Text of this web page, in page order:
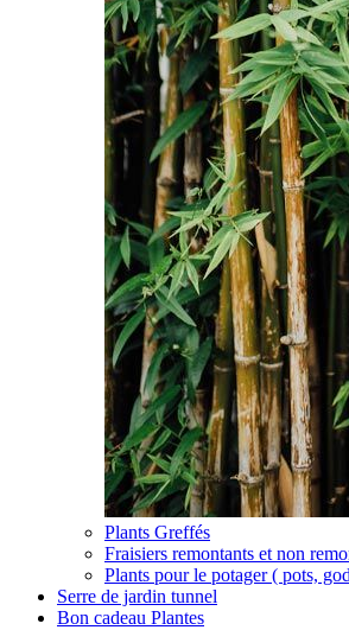
Plants Greffés
Fraisiers remontants et non
Plants pour le potager ( pots,
Serre de jardin tunnel
Bon cadeau Plantes